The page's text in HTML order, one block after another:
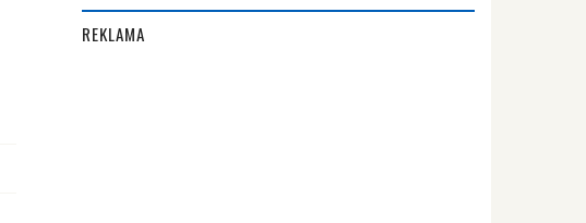
REKLAMA